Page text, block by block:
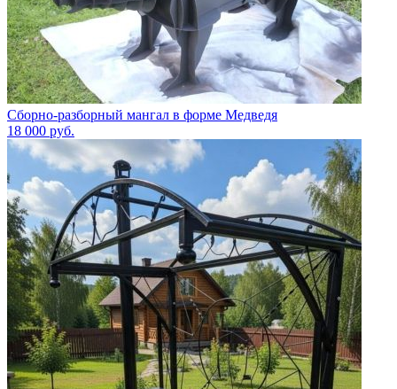
Сборно-разборный мангал в форме Медведя
18 000 руб.